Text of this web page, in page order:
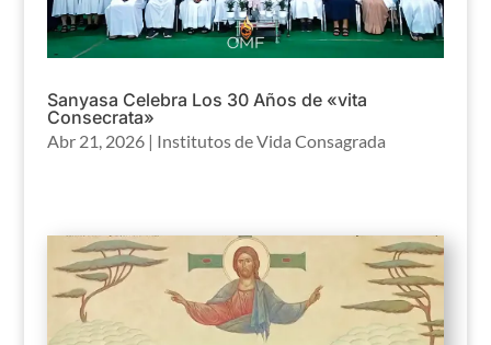
Sanyasa Celebra Los 30 Años de «vita
Consecrata»
Abr 21, 2026| Institutos de Vida Consagrada